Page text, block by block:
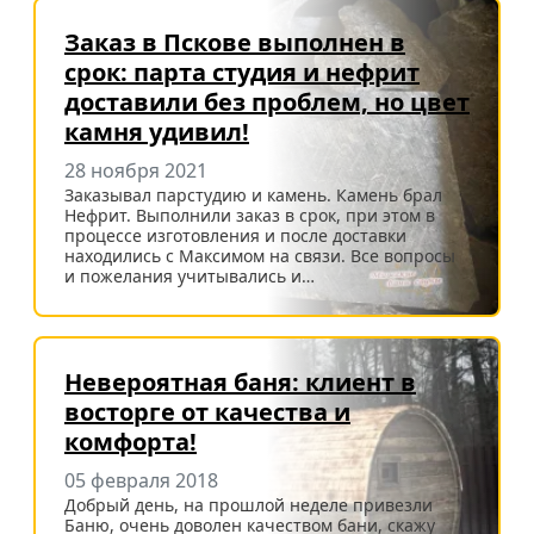
Заказ в Пскове выполнен в
срок: парта студия и нефрит
доставили без проблем, но цвет
камня удивил!
28 ноября 2021
Заказывал парстудию и камень. Камень брал
Нефрит. Выполнили заказ в срок, при этом в
процессе изготовления и после доставки
находились с Максимом на связи. Все вопросы
и пожелания учитывались и…
Невероятная баня: клиент в
восторге от качества и
комфорта!
05 февраля 2018
Добрый день, на прошлой неделе привезли
Баню, очень доволен качеством бани, скажу